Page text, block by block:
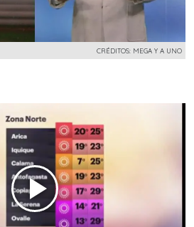
CRÉDITOS: MEGA Y A UNO